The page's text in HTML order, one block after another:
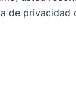
de privacidad